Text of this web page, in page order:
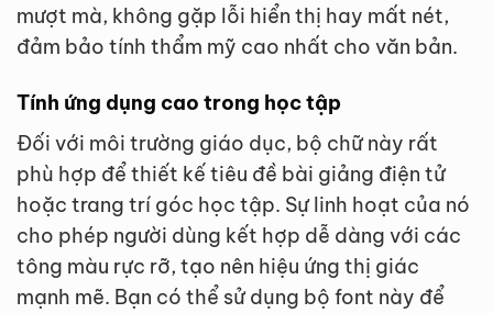
mượt mà, không gặp lỗi hiển thị hay mất nét,
đảm bảo tính thẩm mỹ cao nhất cho văn bản.
Tính ứng dụng cao trong học tập
Đối với môi trường giáo dục, bộ chữ này rất
phù hợp để thiết kế tiêu đề bài giảng điện tử
hoặc trang trí góc học tập. Sự linh hoạt của nó
cho phép người dùng kết hợp dễ dàng với các
tông màu rực rỡ, tạo nên hiệu ứng thị giác
mạnh mẽ. Bạn có thể sử dụng bộ font này để